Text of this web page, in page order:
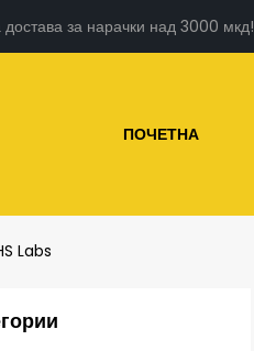
достава за нарачки над 3000 мкд!
ПОЧЕТНА
Labs